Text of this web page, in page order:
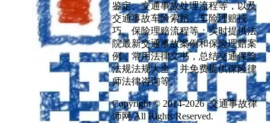
鉴定、交通事故处理流程等，以及
交通事故车险索赔、车险理赔技
巧、保险理赔流程等；实时提供法
院最新交通事故案例和保险理赔案
例，常用法律文书，总结交通保险
法规法规大全，并免费提供保险律
师法律咨询等。
Copyright © 2014-2026 交通事故律
师网 All Rights Reserved.